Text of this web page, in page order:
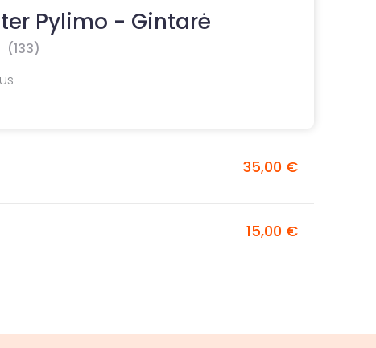
Pylimo - Gintarė
(133)
35,00 €
15,00 €